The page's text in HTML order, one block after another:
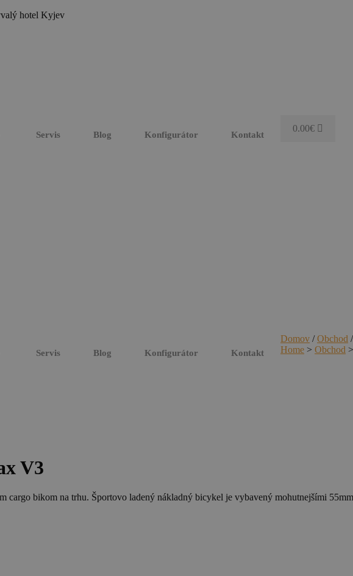
hotel Kyjev
Servis Blog Konfigurátor Kontakt
0.00€
Servis Blog Konfigurátor Kontakt
Domov /Obchod /
Home > Obchod >
V3
cargo bikom na trhu. Športovo ladený nákladný bicykel je vybavený mohutnejšími